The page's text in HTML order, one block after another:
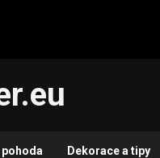
Dekorace a tipy